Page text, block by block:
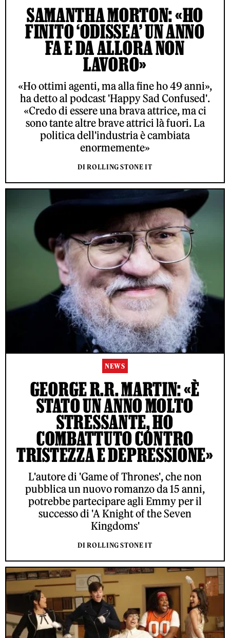
SAMANTHA MORTON: «HO
FINITO ‘ODISSEA’ UN ANNO
FA E DA ALLORA NON
LAVORO»
«Ho ottimi agenti, ma alla fine ho 49 anni»,
ha detto al podcast 'Happy Sad Confused'.
«Credo di essere una brava attrice, ma ci
sono tante altre brave attrici là fuori. La
politica dell'industria è cambiata
enormemente»
DI ROLLING STONE IT
NEWS
GEORGE R.R. MARTIN: «È
STATO UN ANNO MOLTO
STRESSANTE, HO
COMBATTUTO CONTRO
TRISTEZZA E DEPRESSIONE»
L'autore di 'Game of Thrones', che non
pubblica un nuovo romanzo da 15 anni,
potrebbe partecipare agli Emmy per il
successo di 'A Knight of the Seven
Kingdoms'
DI ROLLING STONE IT